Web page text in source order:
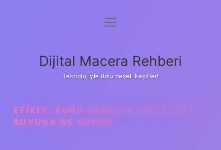
Anasayfa
Yasal Uyarı
menüyü
Dijital Macera Rehberi
Teknolojiyle dolu neşeli keşifler!
ETIKET: KURU FASULYE HAŞLARKEN
SUYUNA NE KONUR